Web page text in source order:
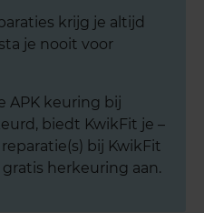
krijg je altijd
je nooit voor
APK keuring bij
biedt KwikFit je –
bij KwikFit
herkeuring aan.